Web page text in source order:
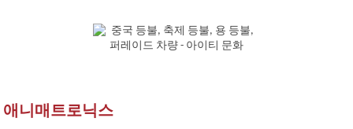
애니매트로닉스